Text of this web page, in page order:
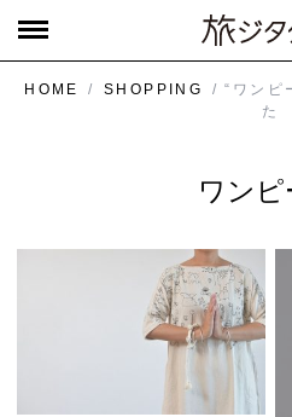
HOME / SHOPPING
/ “ワンピ
た
ワンピ